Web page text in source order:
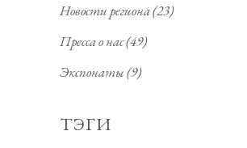
Новости региона(23)
Пресса о нас(49)
Экспонаты(9)
ТЭГИ